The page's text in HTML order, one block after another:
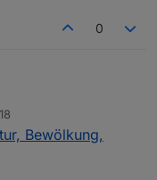
0
der Sensor ist
Slow I2C speed"
Bewölkung,